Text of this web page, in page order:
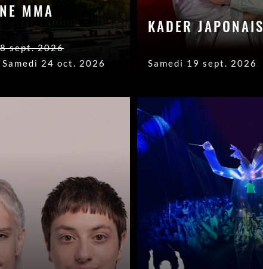
MMA
sept. 2026
24 oct. 2026
KADER JAPONAIS
Samedi 19 sept. 2026